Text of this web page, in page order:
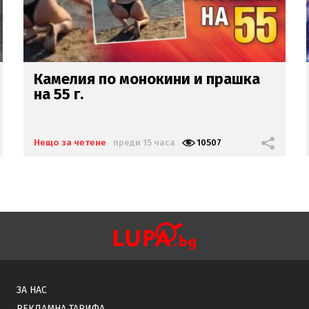
Глорияизригна срещу бившия
си мъж:
Нещо за четене преди 16 часа 19974
ЗА НАС